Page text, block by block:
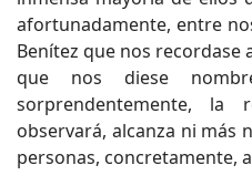
afortunadamente, entre
Benítez que nos recordase
que nos diese
sorprendentemente, la
observará, alcanza ni más
personas, concretamente,